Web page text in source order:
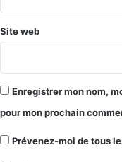
Site web
Enregistrer mon nom,
pour mon prochain
Prévenez-moi de tous